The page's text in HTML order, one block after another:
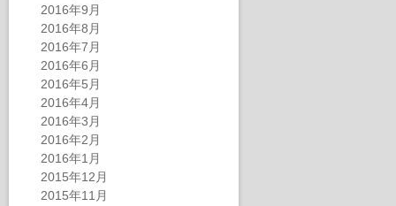
2016年9月
2016年8月
2016年7月
2016年6月
2016年5月
2016年4月
2016年3月
2016年2月
2016年1月
2015年12月
2015年11月